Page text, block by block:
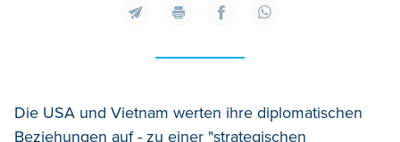
Die USA und Vietnam werten ihre diplomatischen
Beziehungen auf - zu einer "strategischen